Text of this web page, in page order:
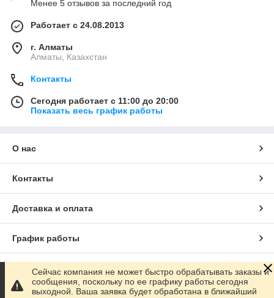
Менее 5 отзывов за последний год
Работает с 24.08.2013
г. Алматы
Алматы, Казахстан
Контакты
Сегодня работает с 11:00 до 20:00
Показать весь график работы
О нас
Контакты
Доставка и оплата
График работы
Полная версия сайта
Сейчас компания не может быстро обрабатывать заказы и
сообщения, поскольку по ее графику работы сегодня
выходной. Ваша заявка будет обработана в ближайший